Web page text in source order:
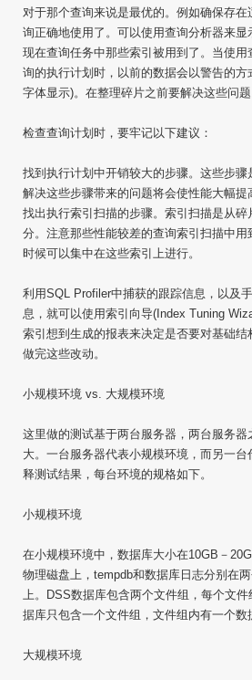
对于那个查询来说是最优的。例如确保存在
询正确地使用了。可以使用查询分析器来
现在查询任务中那些索引被用到了。当使用
询的执行计划时，以前的数据会以警告的
字体显示)。在整理碎片之前要解决这些问题
检查查询计划时，要牢记以下建议：
找到执行计划中开销较大的步骤。这些步骤
解决这些步骤带来的问题将会使性能大幅提
找出执行索引扫描的步骤。索引扫描是从
分。注意那些性能较差的查询索引扫描中用
时候可以集中在这些索引上进行。
利用SQL Profiler中捕获的跟踪信息，以及
息，就可以使用索引向导(Index Tuning
索引想到生成的报表来决定是否要对基础
做完这些改动。
小规模环境 vs. 大规模环境
这里做的测试基于两台服务器，两台服务
大。一台服务器代表小规模环境，而另一
释测试结果，每台环境的规格如下。
小规模环境
在小规模环境中，数据库大小在10GB－
物理磁盘上，tempdb和数据库日志分别在
上。DSS数据库包含两个文件组，每个文
据库只包含一个文件组，文件组内有一个数
大规模环境